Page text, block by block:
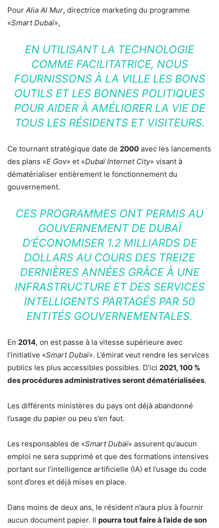
Pour Alia Al Mur, directrice marketing du programme
«Smart Dubaï»,
EN UTILISANT LA TECHNOLOGIE
COMME FACILITATRICE, NOUS
FOURNISSONS À LA VILLE LES BONS
OUTILS ET LES BONNES POLITIQUES
POUR AIDER À AMÉLIORER LA VIE DE
TOUS LES RÉSIDENTS ET VISITEURS.
Ce tournant stratégique date de 2000 avec les lancements
des plans «E Gov» et «Dubaï Internet City» visant à
dématérialiser entièrement le fonctionnement du
gouvernement.
CES PROGRAMMES ONT PERMIS AU
GOUVERNEMENT DE DUBAÏ
D’ÉCONOMISER 1.2 MILLIARDS DE
DOLLARS AU COURS DES TREIZE
DERNIÈRES ANNÉES GRÂCE À UNE
INFRASTRUCTURE ET DES SERVICES
INTELLIGENTS PARTAGÉS PAR 50
ENTITÉS GOUVERNEMENTALES.
En 2014, on est passe à la vitesse supérieure avec
l’initiative «Smart Dubaï». L’émirat veut rendre les services
publics les plus accessibles possibles. D’ici 2021, 100 %
des procédures administratives seront dématérialisées.
Les différents ministères du pays ont déjà abandonné
l’usage du papier ou peu s’en faut.
Les responsables de «Smart Dubaï» assurent qu’aucun
emploi ne sera supprimé et que des formations intensives
portant sur l’intelligence artificielle (IA) et l’usage du code
sont d’ores et déjà mises en place.
Dans moins de deux ans, le résident n’aura plus à fournir
aucun document papier. Il pourra tout faire à l’aide de son